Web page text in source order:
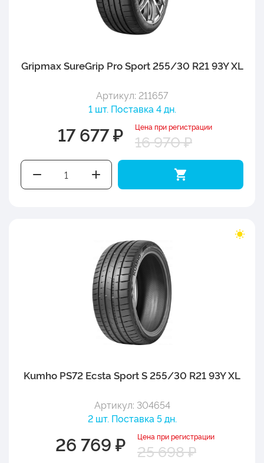
Gripmax SureGrip Pro Sport 255/30 R21 93Y XL
Артикул: 211657
1 шт. Поставка 4 дн.
17 677 ₽ Цена при регистрации
16 970 ₽
Kumho PS72 Ecsta Sport S 255/30 R21 93Y XL
Артикул: 304654
2 шт. Поставка 5 дн.
26 769 ₽ Цена при регистрации
25 698 ₽